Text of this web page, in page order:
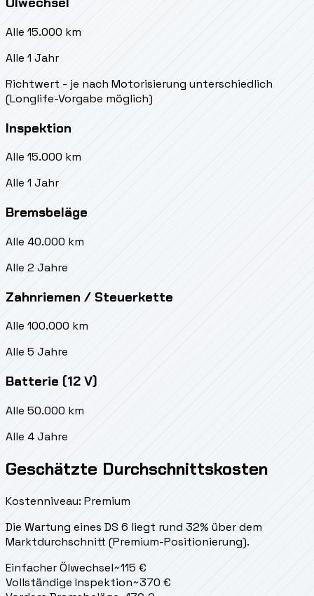
Alle 15.000 km
Alle 1 Jahr
Richtwert - je nach Motorisierung unterschiedlich
(Longlife-Vorgabe möglich)
Inspektion
Alle 15.000 km
Alle 1 Jahr
Bremsbeläge
Alle 40.000 km
Alle 2 Jahre
Zahnriemen / Steuerkette
Alle 100.000 km
Alle 5 Jahre
Batterie (12 V)
Alle 50.000 km
Alle 4 Jahre
Geschätzte Durchschnittskosten
Kostenniveau: Premium
Die Wartung eines DS 6 liegt rund 32% über dem
Marktdurchschnitt (Premium-Positionierung).
Einfacher Ölwechsel~115 €
Vollständige Inspektion~370 €